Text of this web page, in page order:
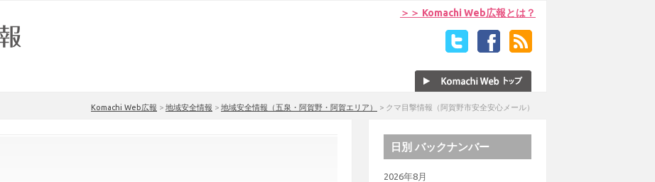
＞＞ Komachi Web広報とは？
Komachi Web広報 > 地域安全情報 > 地域安全情報（五泉・阿賀野・阿賀エリア） > クマ目撃情報（阿賀野市安全安心メール）
日別 バックナンバー
2026年8月